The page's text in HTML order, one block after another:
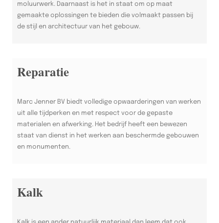
moluurwerk. Daarnaast is het in staat om op maat
gemaakte oplossingen te bieden die volmaakt passen bij
de stijl en architectuur van het gebouw.
Reparatie
Marc Jenner BV biedt volledige opwaarderingen van werken
uit alle tijdperken en met respect voor de gepaste
materialen en afwerking. Het bedrijf heeft een bewezen
staat van dienst in het werken aan beschermde gebouwen
en monumenten.
Kalk